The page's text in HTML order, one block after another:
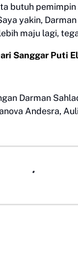
butuh
yakin,
maju lagi,
Sanggar Puti
Darman
Andesra,